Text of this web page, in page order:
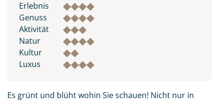
Erlebnis
Genuss
Aktivität
Natur
Kultur
Luxus
Es grünt und blüht wohin Sie schauen! Nicht nur in
Kenntnis genommen und akzeptiert haben.